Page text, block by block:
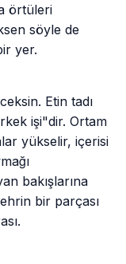
örtüleri
söyle de
yer.
Etin tadı
işi"dir. Ortam
yükselir, içerisi
bakışlarına
bir parçası